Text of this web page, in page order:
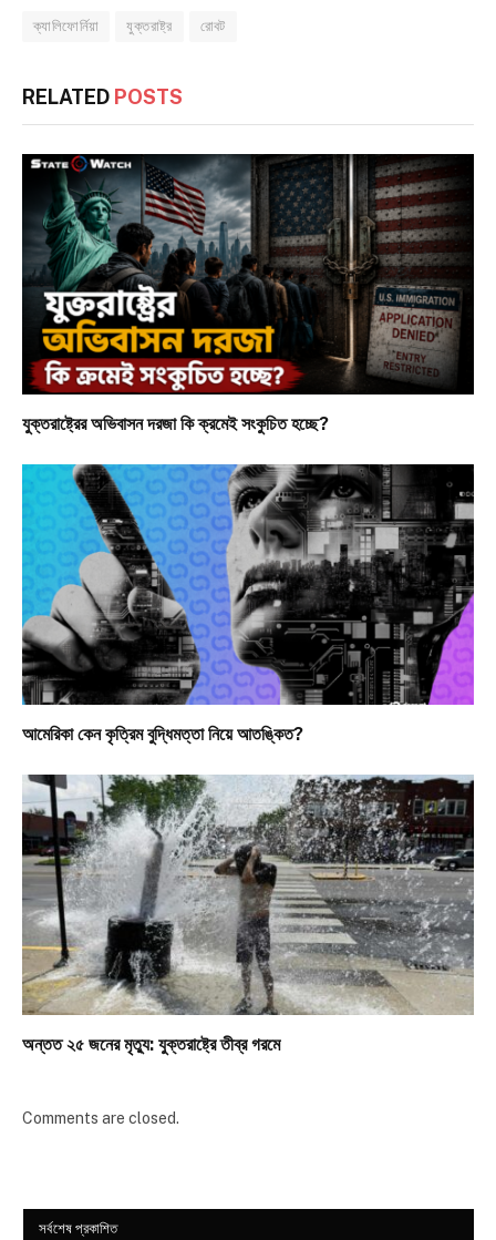
ক্যালিফোর্নিয়া যুক্তরাষ্ট্র রোবট
RELATED POSTS
যুক্তরাষ্ট্রের অভিবাসন দরজা কি ক্রমেই সংকুচিত হচ্ছে?
আমেরিকা কেন কৃত্রিম বুদ্ধিমত্তা নিয়ে আতঙ্কিত?
অন্তত ২৫ জনের মৃত্যু: যুক্তরাষ্ট্রে তীব্র গরমে
Comments are closed.
সর্বশেষ প্রকাশিত